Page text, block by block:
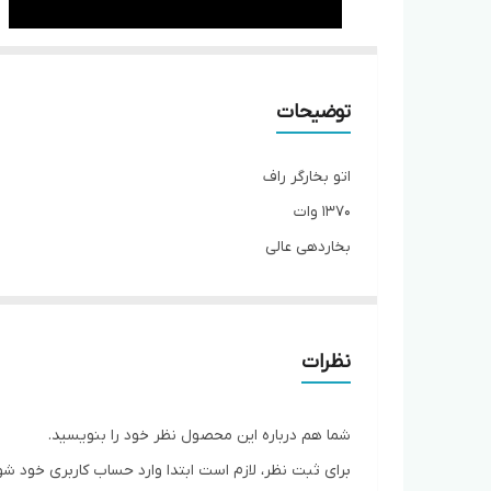
توضیحات
اتو بخارگر راف
۱۳۷۰ وات
بخاردهی عالی
مصارف خانگی
نظرات
شما هم درباره این محصول نظر خود را بنویسید.
برای ثبت نظر، لازم است ابتدا وارد حساب کاربری خود